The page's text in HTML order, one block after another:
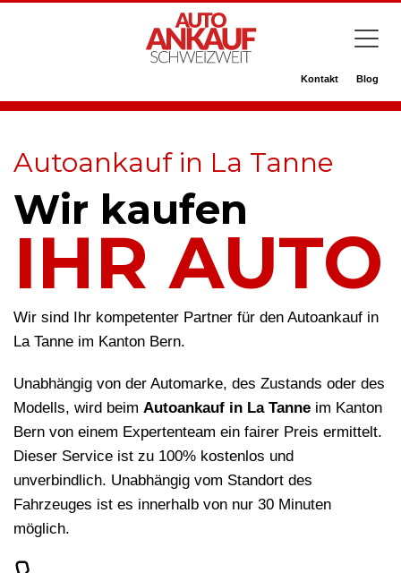
Kontakt Blog
Autoankauf in La Tanne
Wir kaufen
IHR AUTO
Wir sind Ihr kompetenter Partner für den Autoankauf in
La Tanne im Kanton Bern.
Unabhängig von der Automarke, des Zustands oder des
Modells, wird beim Autoankauf in La Tanne im Kanton
Bern von einem Expertenteam ein fairer Preis ermittelt.
Dieser Service ist zu 100% kostenlos und
unverbindlich. Unabhängig vom Standort des
Fahrzeuges ist es innerhalb von nur 30 Minuten
möglich.